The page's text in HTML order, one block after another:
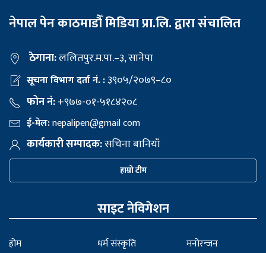
नेपाल पेन काठमाडौँ मिडिया प्रा.लि. द्वारा संचालित
ठेगाना:ललितपुर.म.पा.–३, सानेपा
सूचना विभाग दर्ता नं. :३९०५/२०७९–८०
फोन नं:+९७७-०१-५१८४२०८
ई-मेल:nepalipen@gmail com
कार्यकारी सम्पादक:सचिना बानियाँ
हाम्रो टीम
साइट नेविगेशन
होम
धर्म संस्कृति
मनोरन्जन